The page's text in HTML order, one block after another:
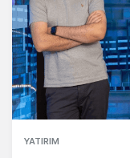
YATIRIM